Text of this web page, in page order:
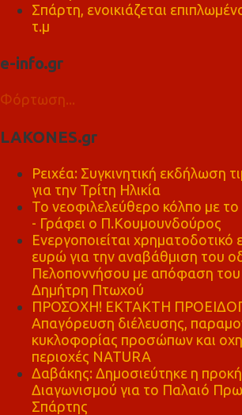
Σπάρτη, ενοικιάζεται
τ.μ
e-info.gr
Φόρτωση...
LAKONES.gr
Ρειχέα: Συγκινητική εκδήλωση
για την Τρίτη Ηλικία
Το νεοφιλελεύθερο κόλπο με
- Γράφει ο Π.Κουμουνδούρος
Ενεργοποιείται χρηματοδοτικό
ευρώ για την αναβάθμιση του
Πελοποννήσου με απόφαση του
Δημήτρη Πτωχού
ΠΡΟΣΟΧΗ! ΕΚΤΑΚΤΗ
Απαγόρευση διέλευσης,
κυκλοφορίας προσώπων και
περιοχές NATURA
Δαβάκης: Δημοσιεύτηκε η
Διαγωνισμού για το Παλαιό
Σπάρτης